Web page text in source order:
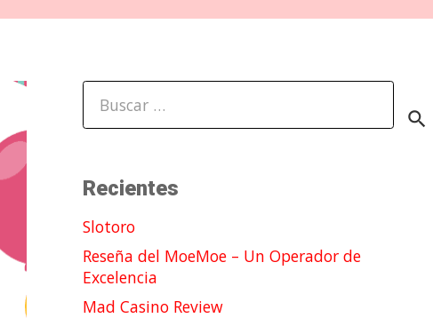
Recientes
Slotoro
Reseña del MoeMoe – Un Operador de
Excelencia
Mad Casino Review